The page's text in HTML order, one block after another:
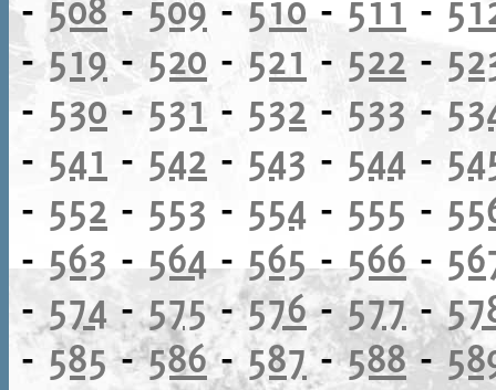
-519-520 - 521 - 522 -
- 530 - 531 - 532 - 533 -
- 541 - 542 - 543 - 544 -
- 552 - 553 - 554 - 555 -
- 563 -564-565-566-
- 574 - 575-576-577-
- 585-586-587-588-